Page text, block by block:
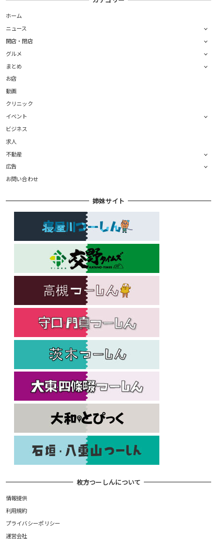
ホーム
ニュース
開店・閉店
グルメ
まとめ
お店
動画
クリニック
イベント
ビジネス
求人
不動産
広告
お問い合わせ
姉妹サイト
枚方つーしんについて
情報提供
利用規約
プライバシーポリシー
運営会社